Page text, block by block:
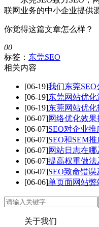
联网业务的中小企业提供
你觉得这篇文章怎么样？
00
标签： 东莞SEO
相关内容
[06-19]我们东莞
[06-19]东莞网站优化
[06-19]东莞网站优
[06-07]网络优化效
[06-07]SEO对企业
[06-07]SEO和SEM
[06-07]网站日志在
[06-07]提高权重做法
[06-07]SEO致命错
[06-06]单页面网站
关于我们